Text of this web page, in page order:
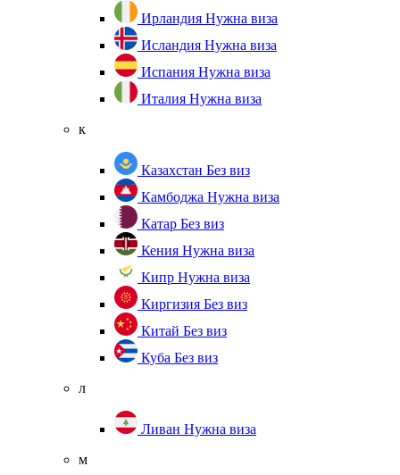
Ирландия Нужна виза
Исландия Нужна виза
Испания Нужна виза
Италия Нужна виза
к
Казахстан Без виз
Камбоджа Нужна виза
Катар Без виз
Кения Нужна виза
Кипр Нужна виза
Киргизия Без виз
Китай Без виз
Куба Без виз
л
Ливан Нужна виза
м